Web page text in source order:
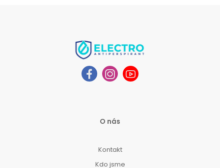
O nás
Kontakt
Kdo jsme